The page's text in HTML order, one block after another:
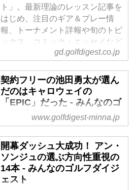
ト」。最新理論のレッスン記事を
はじめ、注目のギア＆プレー情
報、トーナメント詳報や旬のトピ
ックス、コミック・エッセイなど
の連載も充実しています。
gd.golfdigest.co.jp
契約フリーの池田勇太が選ん
だのはキャロウェイの
「EPIC」だった - みんなのゴ
ルフダイジェスト
た「EPIC」。ツアーでの評判を
「みんなのゴルフダイジェスト」
の地獄耳・ケンジロウがお伝えし
ます。
www.golfdigest-minna.jp
開幕ダッシュ大成功！ アン・
ソンジュの選ぶ方向性重視の
14本 - みんなのゴルフダイジ
ェスト